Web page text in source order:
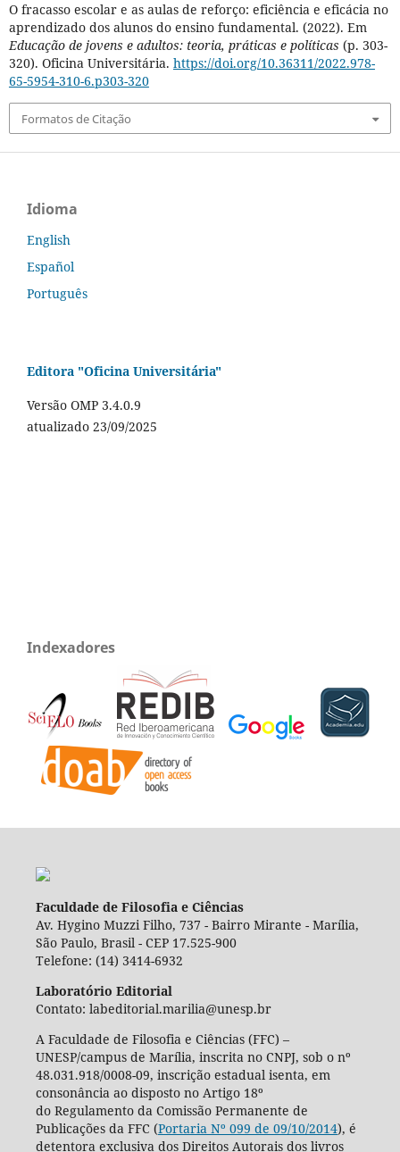
O fracasso escolar e as aulas de reforço: eficiência e eficácia no
aprendizado dos alunos do ensino fundamental. (2022). Em
Educação de jovens e adultos: teoria, práticas e políticas (p. 303-
320). Oficina Universitária. https://doi.org/10.36311/2022.978-
65-5954-310-6.p303-320
Formatos de Citação
Idioma
English
Español
Português
Editora "Oficina Universitária"
Versão OMP 3.4.0.9
atualizado 23/09/2025
Indexadores
Faculdade de Filosofia e Ciências
Av. Hygino Muzzi Filho, 737 - Bairro Mirante - Marília,
São Paulo, Brasil - CEP 17.525-900
Telefone: (14) 3414-6932
Laboratório Editorial
Contato: labeditorial.marilia@unesp.br
A Faculdade de Filosofia e Ciências (FFC) –
UNESP/campus de Marília, inscrita no CNPJ, sob o nº
48.031.918/0008-09, inscrição estadual isenta, em
consonância ao disposto no Artigo 18º
do Regulamento da Comissão Permanente de
Publicações da FFC (Portaria Nº 099 de 09/10/2014), é
detentora exclusiva dos Direitos Autorais dos livros